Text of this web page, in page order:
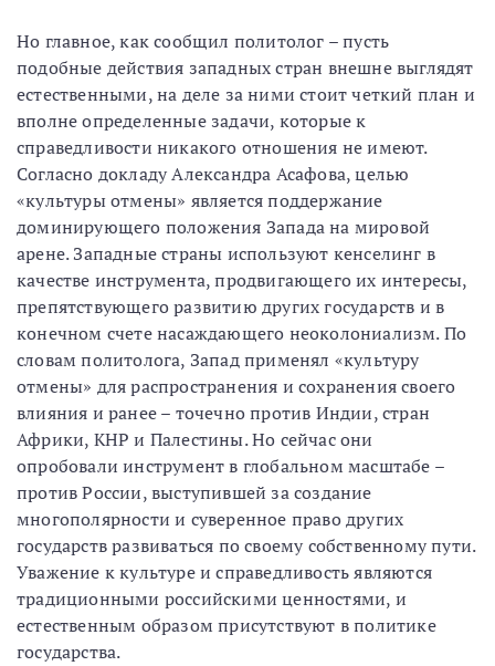
Но главное, как сообщил политолог – пусть
подобные действия западных стран внешне выглядят
естественными, на деле за ними стоит четкий план и
вполне определенные задачи, которые к
справедливости никакого отношения не имеют.
Согласно докладу Александра Асафова, целью
«культуры отмены» является поддержание
доминирующего положения Запада на мировой
арене. Западные страны используют кенселинг в
качестве инструмента, продвигающего их интересы,
препятствующего развитию других государств и в
конечном счете насаждающего неоколониализм. По
словам политолога, Запад применял «культуру
отмены» для распространения и сохранения своего
влияния и ранее – точечно против Индии, стран
Африки, КНР и Палестины. Но сейчас они
опробовали инструмент в глобальном масштабе –
против России, выступившей за создание
многополярности и суверенное право других
государств развиваться по своему собственному пути.
Уважение к культуре и справедливость являются
традиционными российскими ценностями, и
естественным образом присутствуют в политике
государства.